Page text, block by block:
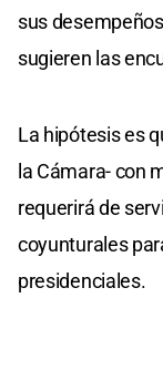
sus
sugieren las
La hipótesis es
la Cámara- con
requerirá de
coyunturales
presidenciales.